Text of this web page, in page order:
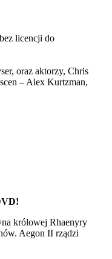
licencji do
oraz aktorzy, Chris
– Alex Kurtzman,
królowej Rhaenyry
Aegon II rządzi